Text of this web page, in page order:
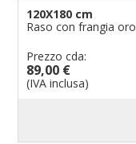
120X180 cm
Raso con frangia oro
Prezzo cda:
89,00 €
(IVA inclusa)